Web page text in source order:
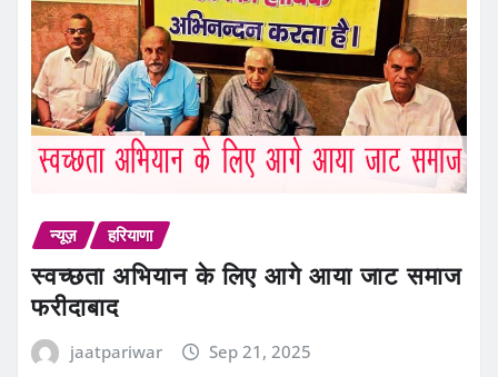
न्यूज़ हरियाणा
स्वच्छता अभियान के लिए आगे आया जाट समाज
फरीदाबाद
jaatpariwar Sep 21, 2025